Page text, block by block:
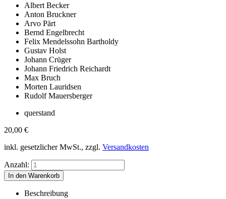
Albert Becker
Anton Bruckner
Arvo Pärt
Bernd Engelbrecht
Felix Mendelssohn Bartholdy
Gustav Holst
Johann Crüger
Johann Friedrich Reichardt
Max Bruch
Morten Lauridsen
Rudolf Mauersberger
querstand
20,00 €
inkl. gesetzlicher MwSt., zzgl. Versandkosten
Anzahl:
Beschreibung